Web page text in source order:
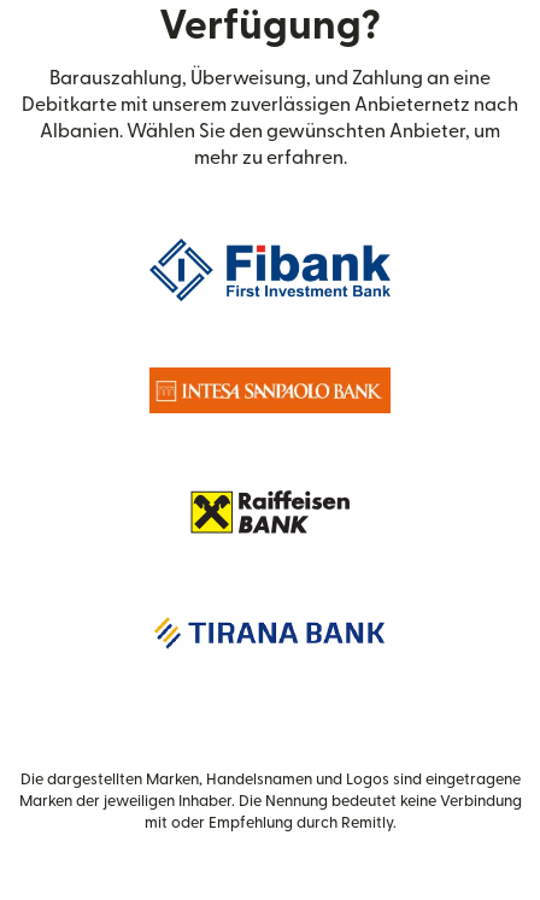
Verfügung?
Barauszahlung, Überweisung, und Zahlung an eine
Debitkarte mit unserem zuverlässigen Anbieternetz nach
Albanien. Wählen Sie den gewünschten Anbieter, um
mehr zu erfahren.
Die dargestellten Marken, Handelsnamen und Logos sind eingetragene
Marken der jeweiligen Inhaber. Die Nennung bedeutet keine Verbindung
mit oder Empfehlung durch Remitly.